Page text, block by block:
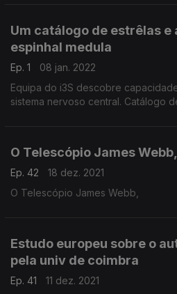
Um catálogo de estrêlas e
espinhal medula
Ep. 1
08 jan. 2022
Equipa do i3S descobre
sistema nervoso central. Catálogo
O Telescópio James Webb,
Ep. 42
18 dez. 2021
O Telescópio James Webb,
Estudo europeu sobre o
pela univ de coimbra
Ep. 41
11 dez. 2021